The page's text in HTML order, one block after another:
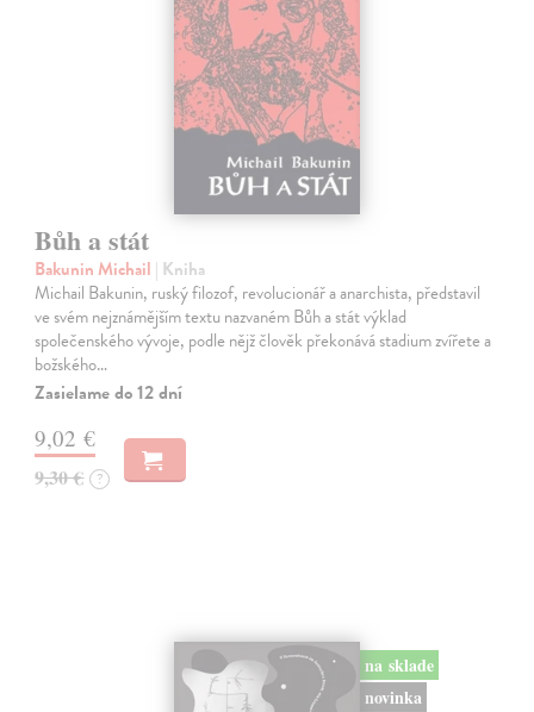
Bůh a stát
Bakunin Michail | Kniha
Michail Bakunin, ruský filozof, revolucionář a anarchista, představil
ve svém nejznámějším textu nazvaném Bůh a stát výklad
společenského vývoje, podle nějž člověk překonává stadium zvířete a
božského…
Zasielame do 12 dní
9,02 €
9,30 € ?
na sklade
novinka